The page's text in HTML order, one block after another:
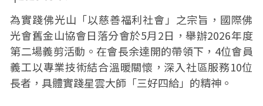
為實踐佛光山「以慈善福利社會」之宗旨，國際佛
光會舊金山協會日落分會於5月2日，舉辦2026年度
第二場義剪活動。在會長余達開的帶領下，4位會員
義工以專業技術結合溫暖關懷，深入社區服務10位
長者，具體實踐星雲大師「三好四給」的精神。